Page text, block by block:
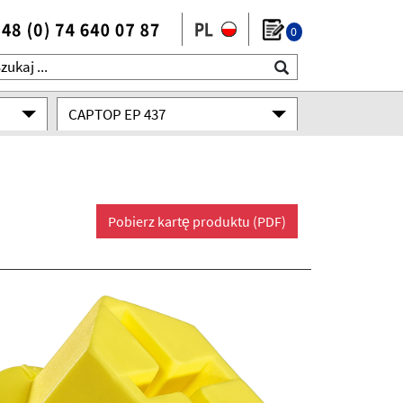
0
CAPTOP EP 437
Pobierz kartę produktu (PDF)